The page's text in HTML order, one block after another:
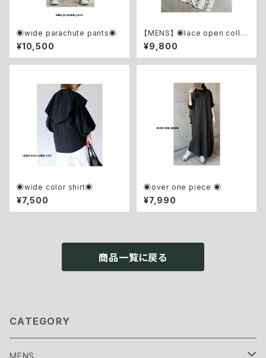
◉wide parachute pants◉
¥10,500
【MENS】 ◉lace open collar
shirt◉
¥9,800
◉wide color shirt◉
¥7,500
◉over one piece ◉
¥7,990
商品一覧に戻る
CATEGORY
MENS